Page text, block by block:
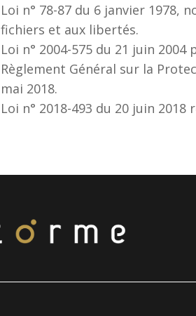
Loi n° 78-87 du 6 janvier 1978,
fichiers et aux libertés.
Loi n° 2004-575 du 21 juin
Règlement Général sur la
mai 2018.
Loi n° 2018-493 du 20 juin